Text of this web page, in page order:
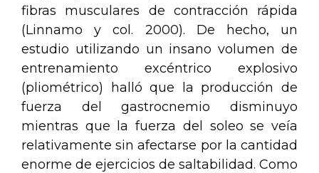
fibras musculares de contracción rápida
(Linnamo y col. 2000). De hecho, un
estudio utilizando un insano volumen de
entrenamiento excéntrico explosivo
(pliométrico) halló que la producción de
fuerza del gastrocnemio disminuyo
mientras que la fuerza del soleo se veía
relativamente sin afectarse por la cantidad
enorme de ejercicios de saltabilidad. Como